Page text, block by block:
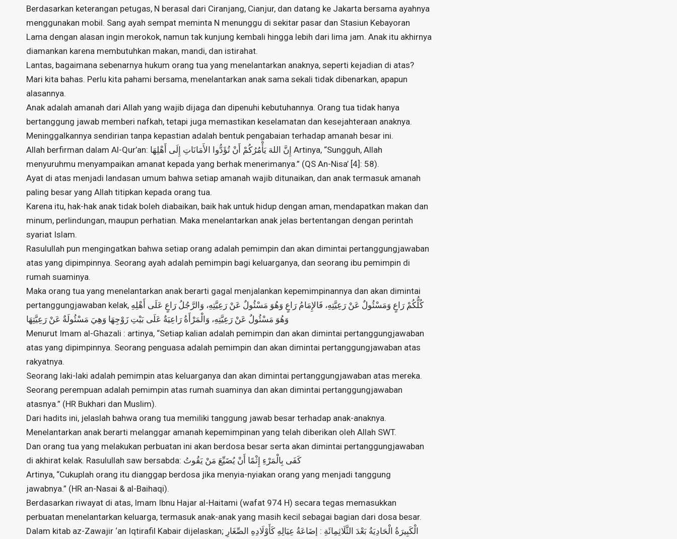
Berdasarkan keterangan petugas, N berasal dari Ciranjang, Cianjur, dan datang ke Jakarta bersama ayahnya
menggunakan mobil. Sang ayah sempat meminta N menunggu di sekitar pasar dan Stasiun Kebayoran
Lama dengan alasan ingin merokok, namun tak kunjung kembali hingga lebih dari lima jam. Anak itu akhirnya
diamankan karena membutuhkan makan, mandi, dan istirahat.
Lantas, bagaimana sebenarnya hukum orang tua yang menelantarkan anaknya, seperti kejadian di atas?
Mari kita bahas. Perlu kita pahami bersama, menelantarkan anak sama sekali tidak dibenarkan, apapun
alasannya.
Anak adalah amanah dari Allah yang wajib dijaga dan dipenuhi kebutuhannya. Orang tua tidak hanya
bertanggung jawab memberi nafkah, tetapi juga memastikan keselamatan dan kesejahteraan anaknya.
Meninggalkannya sendirian tanpa kepastian adalah bentuk pengabaian terhadap amanah besar ini.
Allah berfirman dalam Al-Qur’an: إِنَّ اللهَ يَأْمُرُكُمْ أَنْ تُؤَدُّوا الأَمَانَاتِ إِلَى أَهْلِهَا Artinya, “Sungguh, Allah
menyuruhmu menyampaikan amanat kepada yang berhak menerimanya.” (QS An-Nisa’ [4]: 58).
Ayat di atas menjadi landasan umum bahwa setiap amanah wajib ditunaikan, dan anak termasuk amanah
paling besar yang Allah titipkan kepada orang tua.
Karena itu, hak-hak anak tidak boleh diabaikan, baik hak untuk hidup dengan aman, mendapatkan makan dan
minum, perlindungan, maupun perhatian. Maka menelantarkan anak jelas bertentangan dengan perintah
syariat Islam.
Rasulullah pun mengingatkan bahwa setiap orang adalah pemimpin dan akan dimintai pertanggungjawaban
atas yang dipimpinnya. Seorang ayah adalah pemimpin bagi keluarganya, dan seorang ibu pemimpin di
rumah suaminya.
Maka orang tua yang menelantarkan anak berarti gagal menjalankan kepemimpinannya dan akan dimintai
pertanggungjawaban kelak, كُلُّكُمْ رَاعٍ وَمَسْئُولٌ عَنْ رَعِيَّتِهِ، فَالإِمَامُ رَاعٍ وَهُوَ مَسْئُولٌ عَنْ رَعِيَّتِهِ، وَالرَّجُلُ رَاعٍ عَلَى أَهْلِهِ
وَهُوَ مَسْئُولٌ عَنْ رَعِيَّتِهِ، وَالْمَرْأَةُ رَاعِيَةٌ عَلَى بَيْتِ زَوْجِهَا وَهِيَ مَسْئُولَةٌ عَنْ رَعِيَّتِهَا
Menurut Imam al-Ghazali : artinya, “Setiap kalian adalah pemimpin dan akan dimintai pertanggungjawaban
atas yang dipimpinnya. Seorang penguasa adalah pemimpin dan akan dimintai pertanggungjawaban atas
rakyatnya.
Seorang laki-laki adalah pemimpin atas keluarganya dan akan dimintai pertanggungjawaban atas mereka.
Seorang perempuan adalah pemimpin atas rumah suaminya dan akan dimintai pertanggungjawaban
atasnya.” (HR Bukhari dan Muslim).
Dari hadits ini, jelaslah bahwa orang tua memiliki tanggung jawab besar terhadap anak-anaknya.
Menelantarkan anak berarti melanggar amanah kepemimpinan yang telah diberikan oleh Allah SWT.
Dan orang tua yang melakukan perbuatan ini akan berdosa besar serta akan dimintai pertanggungjawaban
di akhirat kelak. Rasulullah saw bersabda: كَفَى بِالْمَرْءِ إِثْمًا أَنْ يُضَيِّعَ مَنْ يَقُوتُ
Artinya, “Cukuplah orang itu dianggap berdosa jika menyia-nyiakan orang yang menjadi tanggung
jawabnya.” (HR an-Nasai & al-Baihaqi).
Berdasarkan riwayat di atas, Imam Ibnu Hajar al-Haitami (wafat 974 H) secara tegas memasukkan
perbuatan menelantarkan keluarga, termasuk anak-anak yang masih kecil sebagai bagian dari dosa besar.
Dalam kitab az-Zawajir ‘an Iqtirafil Kabair dijelaskan; الْكَبِيرَةُ الْحَادِيَةُ بَعْدَ الثَّلَاثِمِائَةِ : إضَاعَةُ عِيَالِهِ كَأَوْلَادِهِ الصِّغَارِ